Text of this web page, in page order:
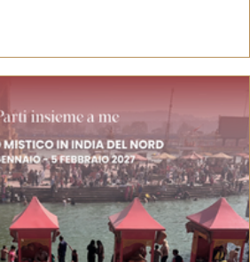
notti oscure, sono in realtà soglie.